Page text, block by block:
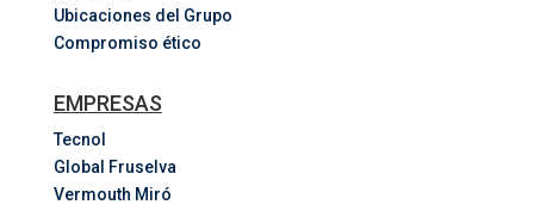
Ubicaciones del Grupo
Compromiso ético
EMPRESAS
Tecnol
Global Fruselva
Vermouth Miró